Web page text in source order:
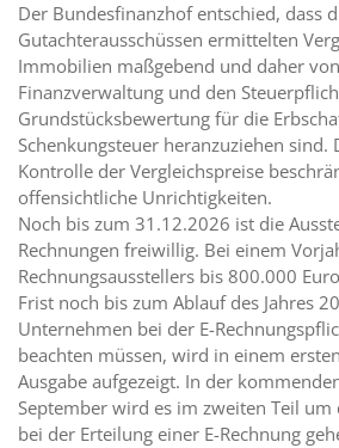
Der Bundesfinanzhof entschied, dass
Gutachterausschüssen ermittelten
Immobilien maßgebend und daher
Finanzverwaltung und den
Grundstücksbewertung für die
Schenkungsteuer heranzuziehen sind.
Kontrolle der Vergleichspreise
offensichtliche Unrichtigkeiten.
Noch bis zum 31.12.2026 ist die
Rechnungen freiwillig. Bei einem
Rechnungsausstellers bis 800.000
Frist noch bis zum Ablauf des Jahres
Unternehmen bei der E-
beachten müssen, wird in einem
Ausgabe aufgezeigt. In der
September wird es im zweiten Teil um
bei der Erteilung einer E-Rechnung